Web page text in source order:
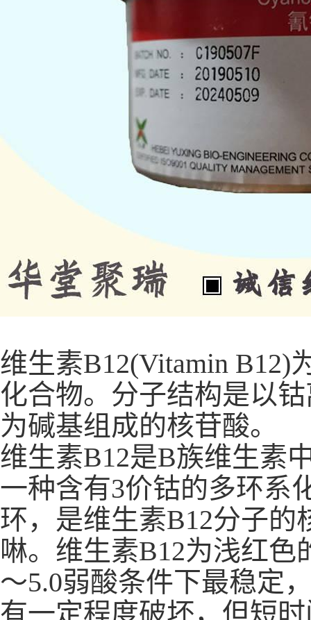
维生素B12(Vitamin B12)
化合物。分子结构是以
为碱基组成的核苷酸。
维生素B12是B族维生素
一种含有3价钴的多环系
环，是维生素B12分子
啉。维生素B12为浅红色
～5.0弱酸条件下最稳定
有一定程度破坏，但短